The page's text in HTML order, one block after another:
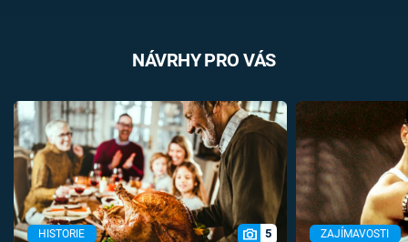
NÁVRHY PRO VÁS
HISTORIE 5 ZAJÍMAVOSTI